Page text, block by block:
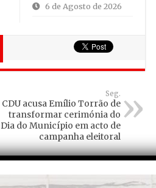
6 de Agosto de 2026
Seg.
CDU acusa Emílio Torrão de
transformar cerimónia do
Dia do Município em acto de
campanha eleitoral